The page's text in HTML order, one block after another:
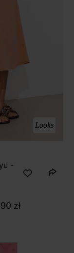
Looks
-
zł